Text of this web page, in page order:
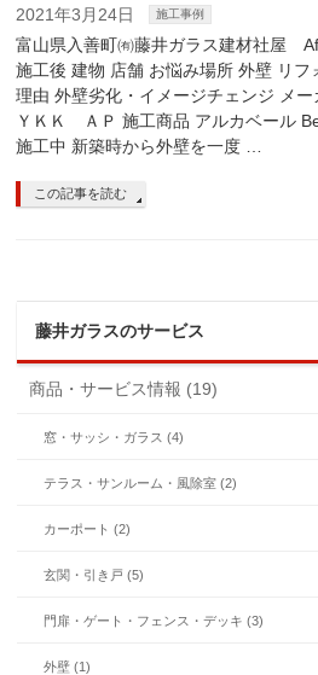
2021年3月24日 施工事例
富山県入善町㈲藤井ガラス建材社屋
施工後 建物 店舗 お悩み場所 外壁 リフ
理由 外壁劣化・イメージチェンジ メー
ＹＫＫ ＡＰ 施工商品 アルカベール
施工中 新築時から外壁を一度 …
この記事を読む
藤井ガラスのサービス
商品・サービス情報 (19)
窓・サッシ・ガラス (4)
テラス・サンルーム・風除室 (2)
カーポート (2)
玄関・引き戸 (5)
門扉・ゲート・フェンス・デッキ (3)
外壁 (1)